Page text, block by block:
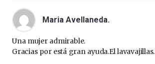
Maria Avellaneda.
Una mujer admirable.
Gracias por está gran ayuda.El lavavajillas.